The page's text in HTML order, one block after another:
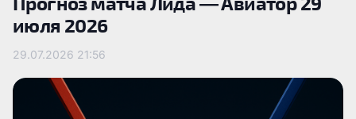
июля 2026
29.07.2026 21:56